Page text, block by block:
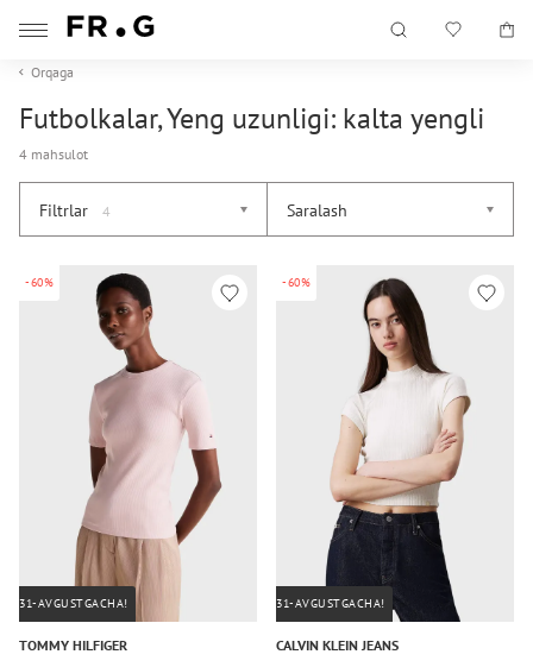
Orqaga
Futbolkalar, Yeng uzunligi: kalta yengli
4 mahsulot
Filtrlar 4 Saralash
-60%
31-AVGUSTGACHA!
TOMMY HILFIGER
-60%
31-AVGUSTGACHA!
CALVIN KLEIN JEANS